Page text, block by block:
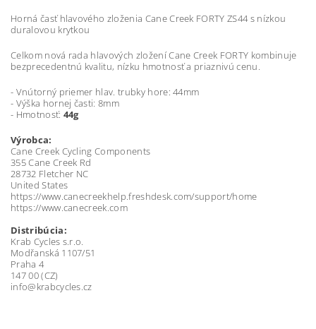
Horná časť hlavového zloženia Cane Creek FORTY ZS44 s nízkou
duralovou krytkou
Celkom nová rada hlavových zložení Cane Creek FORTY kombinuje
bezprecedentnú kvalitu, nízku hmotnosť a priaznivú cenu.
- Vnútorný priemer hlav. trubky hore: 44mm
- Výška hornej časti: 8mm
- Hmotnosť: 44g
Výrobca:
Cane Creek Cycling Components
355 Cane Creek Rd
28732 Fletcher NC
United States
https://www.canecreekhelp.freshdesk.com/support/home
https://www.canecreek.com
Distribúcia:
Krab Cycles s.r.o.
Modřanská 1107/51
Praha 4
147 00 (CZ)
info@krabcycles.cz